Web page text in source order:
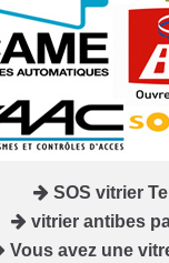
SOS vitrier
vitrier antibes
Vous avez une